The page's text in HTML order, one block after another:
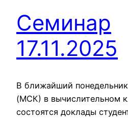
Семинар
17.11.2025
В ближайший
(МСК) в вычислительном
состоятся доклады